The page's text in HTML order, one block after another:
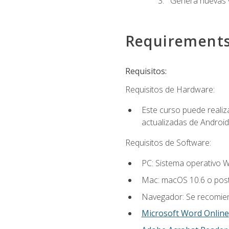
Requisitos:
Requisitos de Hardware:
Este curso puede
actualizadas de
Requisitos de Software:
PC: Sistema operativo
Mac: macOS 10.6 o
Navegador: Se
Microsoft Word Online